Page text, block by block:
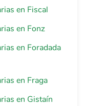
en Fiscal
en Fonz
en Foradada
en Fraga
en Gistaín